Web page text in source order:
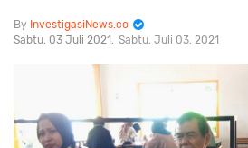
InvestigasiNews.co
Sabtu, 03 Juli 2021
Sabtu, Juli 03, 2021